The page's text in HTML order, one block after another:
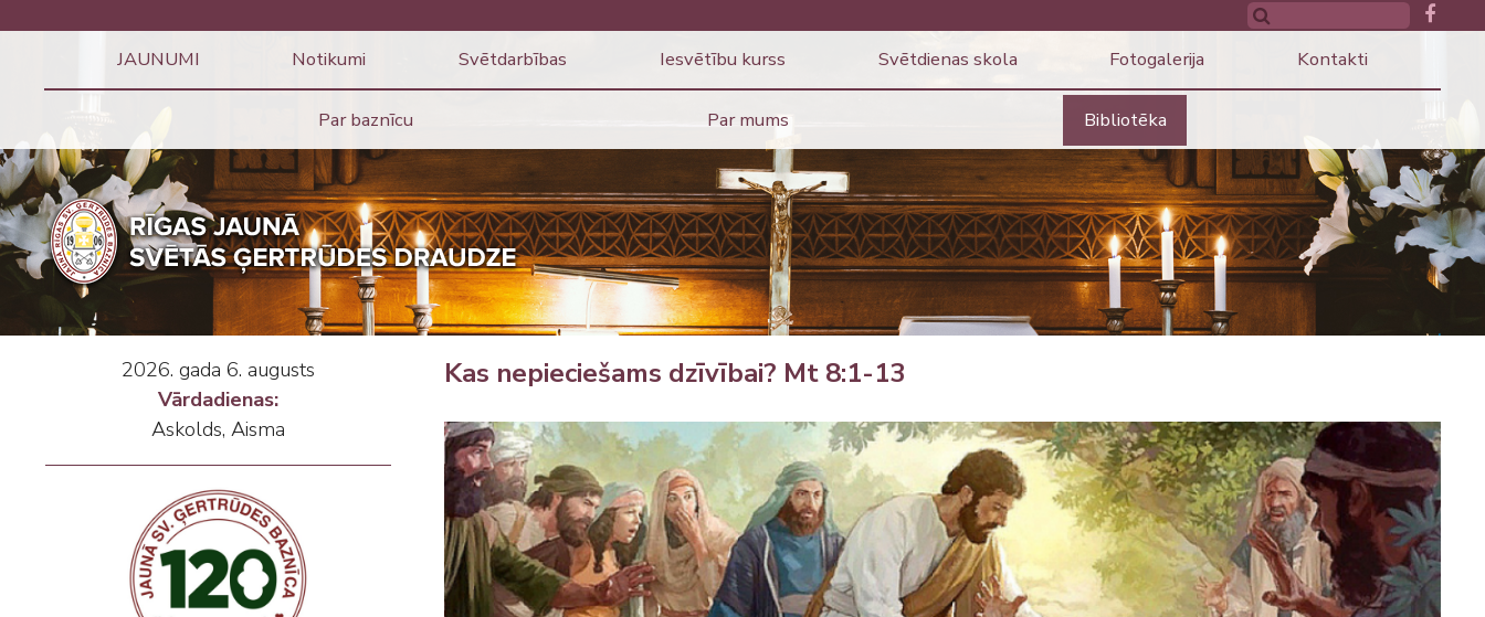
JAUNUMI Notikumi Svētdarbības Iesvētību kurss Svētdienas skola Fotogalerija Kontakti
Par baznīcu Par mums Bibliotēka
2026. gada 6. augusts
Vārdadienas:
Askolds, Aisma
Kas nepieciešams dzīvībai? Mt 8:1-13